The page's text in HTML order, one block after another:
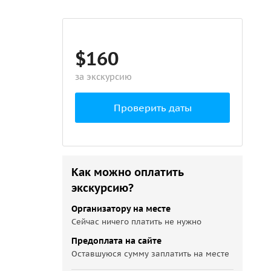
$160
за экскурсию
Проверить даты
Как можно оплатить
экскурсию?
Организатору на месте
Сейчас ничего платить не нужно
Предоплата на сайте
Оставшуюся сумму заплатить на месте